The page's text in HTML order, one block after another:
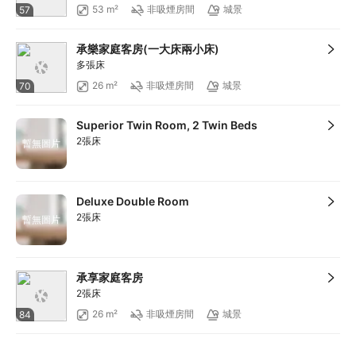
57
53 m²
非吸煙房間 城景
70
承樂家庭客房(一大床兩小床)
多張床
26 m²
非吸煙房間 城景
暫無圖片
Superior Twin Room, 2 Twin Beds
2張床
暫無圖片
Deluxe Double Room
2張床
84
承享家庭客房
2張床
26 m²
非吸煙房間 城景